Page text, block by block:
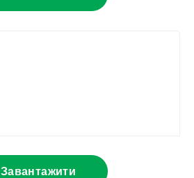
Завантажити